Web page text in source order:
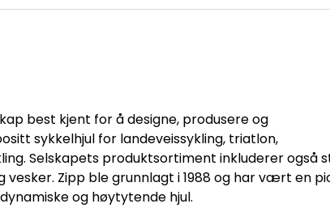
best kjent for å designe, produsere og
sykkelhjul for landeveissykling, triatlon,
Selskapets produktsortiment inkluderer også
vesker. Zipp ble grunnlagt i 1988 og har vært en
og høytytende hjul.